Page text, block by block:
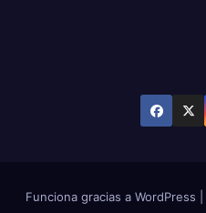
Funciona gracias a WordPress